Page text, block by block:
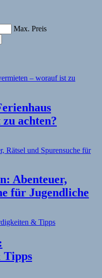
Max. Preis
achten?
Abenteuer,
für Jugendliche
Tipps